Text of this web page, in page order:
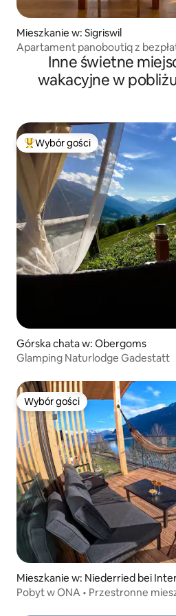
Mieszkanie w: Sigriswil
Apartament panoboutiq z
widokiemInne świetne
wakacyjne w
Najpopularniejsze z kategorii
Wybór gości
Górska chata w: Obergoms
Glamping Naturlodge Gadestatt
Wybór gości
Wybór gości
Mieszkanie w: Niederried bei
Pobyt w ONA • Przestronne